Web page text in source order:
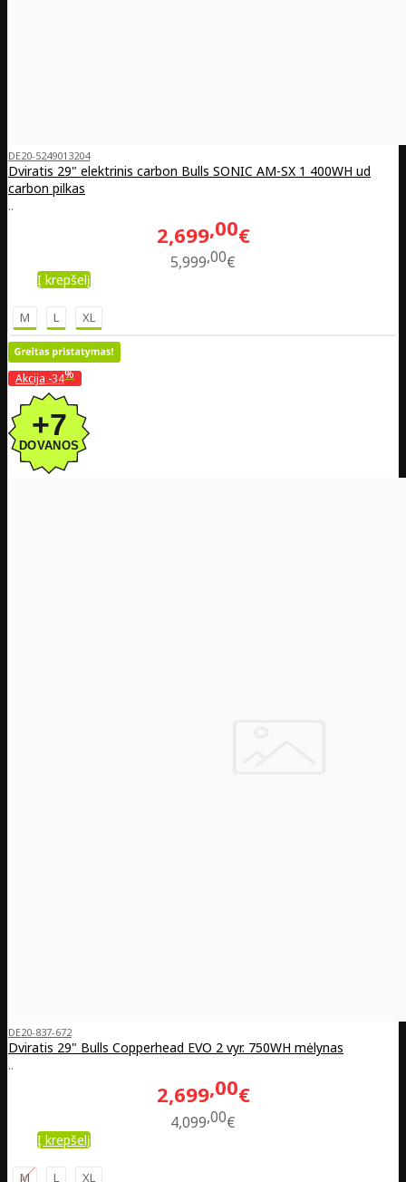
DE20-5249013204
Dviratis 29" elektrinis carbon Bulls SONIC AM-SX 1 400WH ud
carbon pilkas
..
2,699 00€
5,999 00€
Į krepšelį
M L XL
Akcija -34%
DE20-837-672
Dviratis 29" Bulls Copperhead EVO 2 vyr. 750WH mėlynas
..
2,699 00€
4,099 00€
Į krepšelį
M L XL